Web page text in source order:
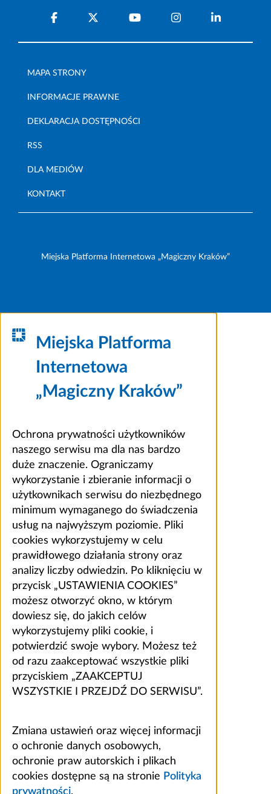
MAPA STRONY
INFORMACJE PRAWNE
DEKLARACJA DOSTĘPNOŚCI
RSS
DLA MEDIÓW
KONTAKT
Miejska Platforma Internetowa „Magiczny Kraków”
Miejska Platforma
Internetowa
„Magiczny Kraków”
Ochrona prywatności użytkowników
naszego serwisu ma dla nas bardzo
duże znaczenie. Ograniczamy
wykorzystanie i zbieranie informacji o
użytkownikach serwisu do niezbędnego
minimum wymaganego do świadczenia
usług na najwyższym poziomie. Pliki
cookies wykorzystujemy w celu
prawidłowego działania strony oraz
analizy liczby odwiedzin. Po kliknięciu w
przycisk „USTAWIENIA COOKIES”
możesz otworzyć okno, w którym
dowiesz się, do jakich celów
wykorzystujemy pliki cookie, i
potwierdzić swoje wybory. Możesz też
od razu zaakceptować wszystkie pliki
przyciskiem „ZAAKCEPTUJ
WSZYSTKIE I PRZEJDŹ DO SERWISU”.
Zmiana ustawień oraz więcej informacji
o ochronie danych osobowych,
ochronie praw autorskich i plikach
cookies dostępne są na stronie Polityka
prywatności.